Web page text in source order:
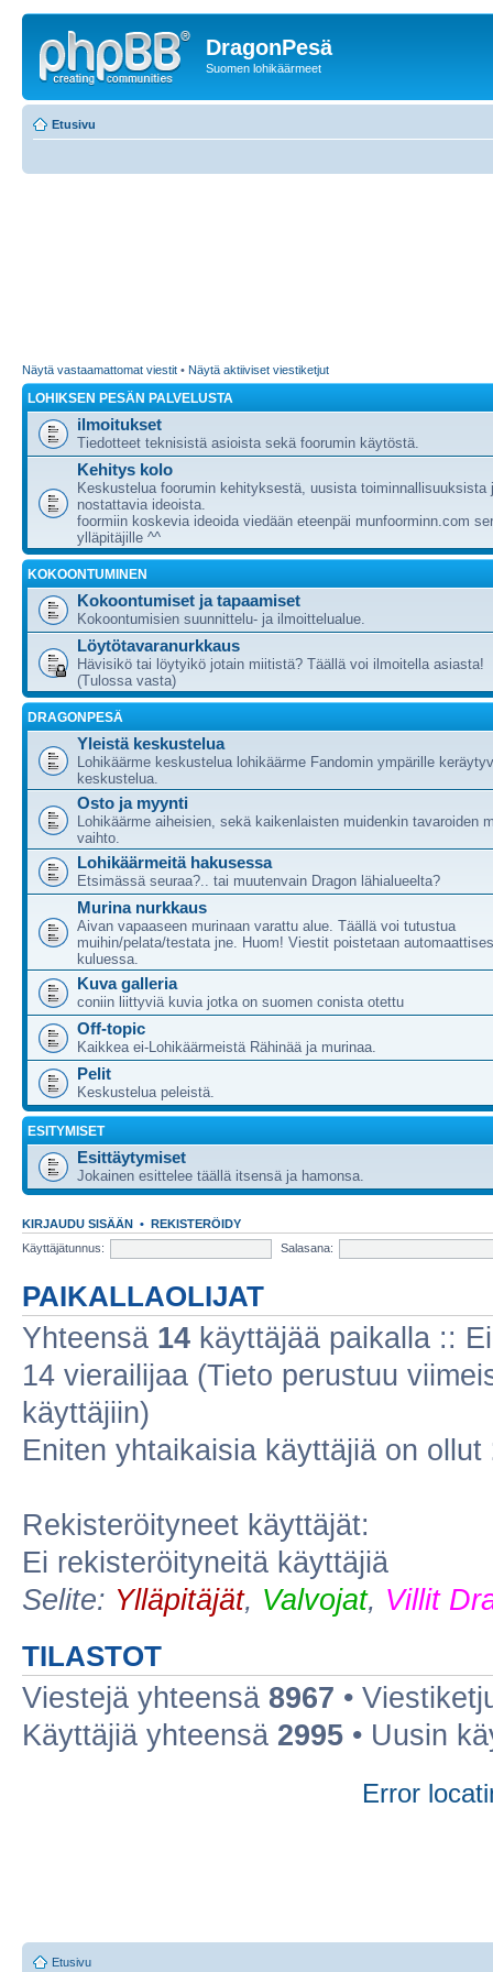
DragonPesä
Suomen lohikäärmeet
Etusivu
Näytä vastaamattomat viestit • Näytä aktiiviset viestiketjut
LOHIKSEN PESÄN PALVELUSTA
ilmoitukset
Tiedotteet teknisistä asioista sekä foorumin käytöstä.
Kehitys kolo
Keskustelua foorumin kehityksestä, uusista toiminnallisuuksista
nostattavia ideoista.
foormiin koskevia ideoida viedään eteenpäi munfoorminn.com
ylläpitäjille ^^
KOKOONTUMINEN
Kokoontumiset ja tapaamiset
Kokoontumisien suunnittelu- ja ilmoittelualue.
Löytötavaranurkkaus
Hävisikö tai löytyikö jotain miitistä? Täällä voi ilmoitella asiasta!
(Tulossa vasta)
DRAGONPESÄ
Yleistä keskustelua
Lohikäärme keskustelua lohikäärme Fandomin ympärille
keskustelua.
Osto ja myynti
Lohikäärme aiheisien, sekä kaikenlaisten muidenkin tavaroiden
vaihto.
Lohikäärmeitä hakusessa
Etsimässä seuraa?.. tai muutenvain Dragon lähialueelta?
Murina nurkkaus
Aivan vapaaseen murinaan varattu alue. Täällä voi tutustua
muihin/pelata/testata jne. Huom! Viestit poistetaan
kuluessa.
Kuva galleria
coniin liittyviä kuvia jotka on suomen conista otettu
Off-topic
Kaikkea ei-Lohikäärmeistä Rähinää ja murinaa.
Pelit
Keskustelua peleistä.
ESITYMISET
Esittäytymiset
Jokainen esittelee täällä itsensä ja hamonsa.
KIRJAUDU SISÄÄN • REKISTERÖIDY
Käyttäjätunnus:
Salasana:
PAIKALLAOLIJAT
Yhteensä 14 käyttäjää paikalla ::
14 vierailijaa (Tieto perustuu
käyttäjiin)
Eniten yhtaikaisia käyttäjiä on ollut
Rekisteröityneet käyttäjät:
Ei rekisteröityneitä käyttäjiä
Selite: Ylläpitäjät, Valvojat, Villit
TILASTOT
Viestejä yhteensä 8967 •
Käyttäjiä yhteensä 2995 • Uusin
Error
Etusivu